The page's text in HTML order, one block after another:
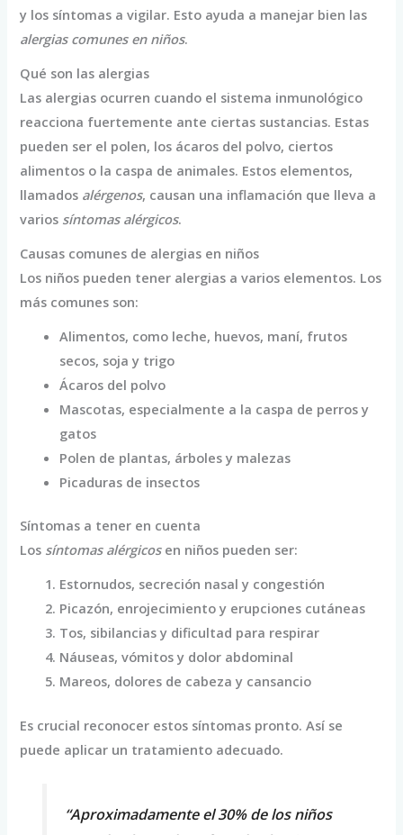
y los síntomas a vigilar. Esto ayuda a manejar bien las
alergias comunes en niños.
Qué son las alergias
Las alergias ocurren cuando el sistema inmunológico
reacciona fuertemente ante ciertas sustancias. Estas
pueden ser el polen, los ácaros del polvo, ciertos
alimentos o la caspa de animales. Estos elementos,
llamados alérgenos, causan una inflamación que lleva a
varios síntomas alérgicos.
Causas comunes de alergias en niños
Los niños pueden tener alergias a varios elementos. Los
más comunes son:
Alimentos, como leche, huevos, maní, frutos
secos, soja y trigo
Ácaros del polvo
Mascotas, especialmente a la caspa de perros y
gatos
Polen de plantas, árboles y malezas
Picaduras de insectos
Síntomas a tener en cuenta
Los síntomas alérgicosen niños pueden ser:
Estornudos, secreción nasal y congestión
Picazón, enrojecimiento y erupciones cutáneas
Tos, sibilancias y dificultad para respirar
Náuseas, vómitos y dolor abdominal
Mareos, dolores de cabeza y cansancio
Es crucial reconocer estos síntomas pronto. Así se
puede aplicar un tratamiento adecuado.
“Aproximadamente el 30% de los niños